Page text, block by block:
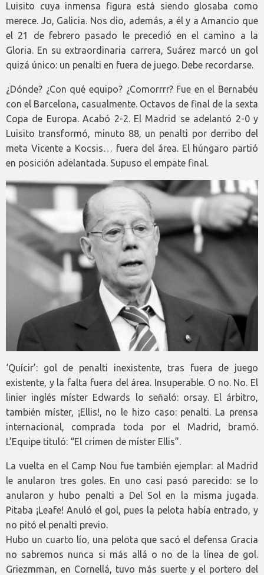
Luisito cuya inmensa figura está siendo glosaba como
merece. Jo, Galicia. Nos dio, además, a él y a Amancio que
el 21 de febrero pasado le precedió en el camino a la
Gloria. En su extraordinaria carrera, Suárez marcó un gol
quizá único: un penalti en fuera de juego. Debe recordarse.
¿Dónde? ¿Con qué equipo? ¿Comorrrr? Fue en el Bernabéu
con el Barcelona, casualmente. Octavos de final de la sexta
Copa de Europa. Acabó 2-2. El Madrid se adelantó 2-0 y
Luisito transformó, minuto 88, un penalti por derribo del
meta Vicente a Kocsis… fuera del área. El húngaro partió
en posición adelantada. Supuso el empate final.
‘Quícir’: gol de penalti inexistente, tras fuera de juego
existente, y la falta fuera del área. Insuperable. O no. No. El
linier inglés míster Edwards lo señaló: orsay. El árbitro,
también míster, ¡Ellis!, no le hizo caso: penalti. La prensa
internacional, comprada toda por el Madrid, bramó.
L’Equipe tituló: “El crimen de míster Ellis”.
La vuelta en el Camp Nou fue también ejemplar: al Madrid
le anularon tres goles. En uno casi pasó parecido: se lo
anularon y hubo penalti a Del Sol en la misma jugada.
Pitaba ¡Leafe! Anuló el gol, pues la pelota había entrado, y
no pitó el penalti previo.
Hubo un cuarto lío, una pelota que sacó el defensa Gracia
no sabremos nunca si más allá o no de la línea de gol.
Griezmman, en Cornellá, tuvo más suerte y el portero del